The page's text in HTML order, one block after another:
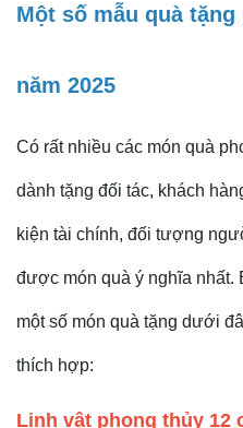
Một số mẫu quà
năm 2025
Có rất nhiều các món quà
dành tặng đối tác, khách
kiện tài chính, đối tượng
được món quà ý nghĩa nhất.
một số món quà tặng dưới
thích hợp:
Linh vật phong thủy 12